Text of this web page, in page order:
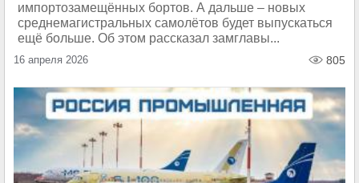
импортозамещённых бортов. А дальше – новых
среднемагистральных самолётов будет выпускаться
ещё больше. Об этом рассказал замглавы...
16 апреля 2026 805